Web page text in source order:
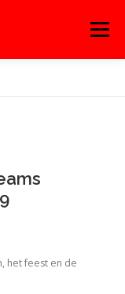
Menu
het feest en de